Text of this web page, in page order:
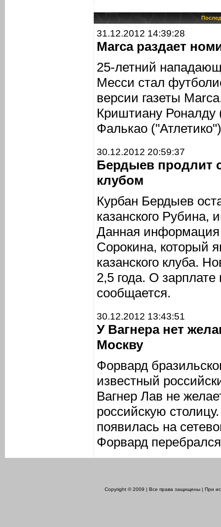
31.12.2012 14:39:28
Marca раздает
25-летний
Месси стал
версии газеты
Криштиану
Фалькао
30.12.2012 20:59:37
Бердыев продлит
клубом
Курбан Бердыев
казанского
Данная информация
Сорокина, который
казанского клуба.
2,5 года. О
сообщается.
30.12.2012 13:43:51
У Вагнера нет
Москву
Форвард
известный
Вагнер Лав не
российскую
появилась на
Форвард
Copyright © 2009 | Все права защищены | При